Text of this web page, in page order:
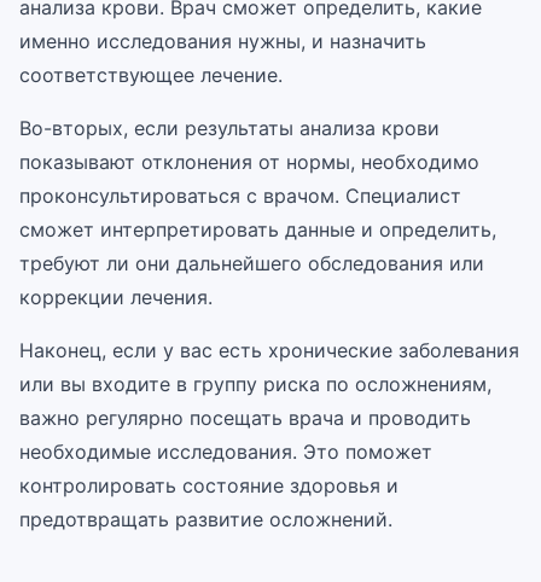
анализа крови. Врач сможет определить, какие
именно исследования нужны, и назначить
соответствующее лечение.
Во-вторых, если результаты анализа крови
показывают отклонения от нормы, необходимо
проконсультироваться с врачом. Специалист
сможет интерпретировать данные и определить,
требуют ли они дальнейшего обследования или
коррекции лечения.
Наконец, если у вас есть хронические заболевания
или вы входите в группу риска по осложнениям,
важно регулярно посещать врача и проводить
необходимые исследования. Это поможет
контролировать состояние здоровья и
предотвращать развитие осложнений.